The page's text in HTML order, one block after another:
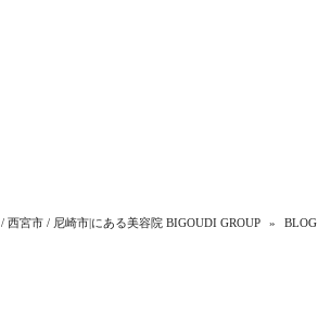
西宮市 / 尼崎市|にある美容院 BIGOUDI GROUP » BLOG